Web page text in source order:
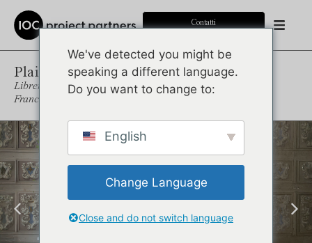
Contatti
Libreria modulare free-standing
Plain
Francesco Rota
We've detected you might be
speaking a different language.
Do you want to change to:
English
Change Language
Close and do not switch language